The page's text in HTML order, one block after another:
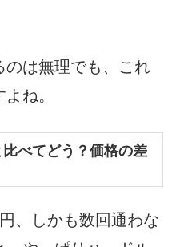
のは無理でも、これ
ね。
べてどう？価格の差
、しかも数回通わな